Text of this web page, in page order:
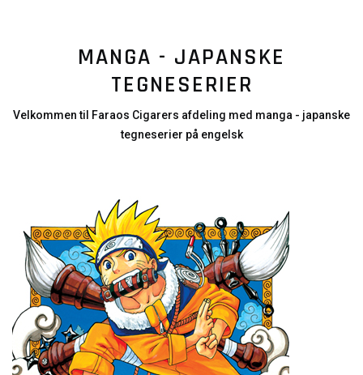
MANGA - JAPANSKE
TEGNESERIER
Velkommen til Faraos Cigarers afdeling med manga - japanske
tegneserier på engelsk